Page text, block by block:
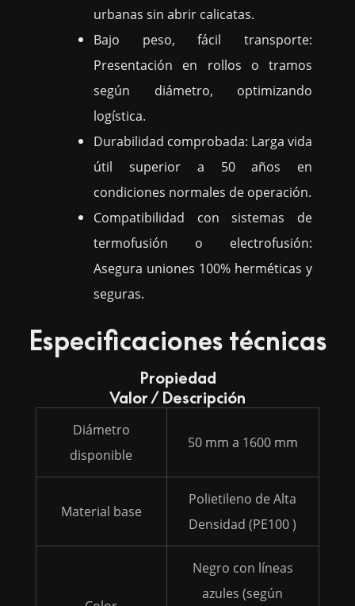
urbanas sin abrir calicatas.
Bajo peso, fácil transporte:
Presentación en rollos o tramos
según diámetro, optimizando
logística.
Durabilidad comprobada: Larga vida
útil superior a 50 años en
condiciones normales de operación.
Compatibilidad con sistemas de
termofusión o electrofusión:
Asegura uniones 100% herméticas y
seguras.
Especificaciones técnicas
Propiedad
Valor / Descripción
Diámetro
disponible
50 mm a 1600 mm
Material base
Polietileno de Alta
Densidad (PE100 )
Negro con líneas
azules (según